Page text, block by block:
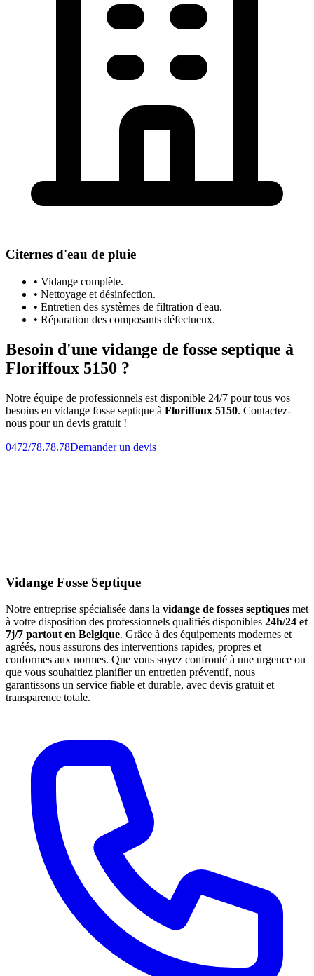
Citernes d'eau de pluie
• Vidange complète.
• Nettoyage et désinfection.
• Entretien des systèmes de filtration d'eau.
• Réparation des composants défectueux.
Besoin d'une vidange de fosse septique à
Floriffoux 5150 ?
Notre équipe de professionnels est disponible 24/7 pour tous vos
besoins en vidange fosse septique à Floriffoux 5150. Contactez-
nous pour un devis gratuit !
0472/78.78.78Demander un devis
Vidange Fosse Septique
Notre entreprise spécialisée dans la vidange de fosses septiques met
à votre disposition des professionnels qualifiés disponibles 24h/24 et
7j/7 partout en Belgique. Grâce à des équipements modernes et
agréés, nous assurons des interventions rapides, propres et
conformes aux normes. Que vous soyez confronté à une urgence ou
que vous souhaitiez planifier un entretien préventif, nous
garantissons un service fiable et durable, avec devis gratuit et
transparence totale.